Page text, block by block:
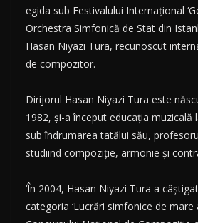
egida sub Festivalului Internațional
Orchestra Simfonică de Stat din
Hasan Niyazi Tura, recunoscut
de compozitor.
Dirijorul Hasan Niyazi Tura este
1982, și-a început educația muzicală
sub îndrumarea tatălui său,
studiind compoziție, armonie și
‘În 2004, Hasan Niyazi Tura a
categoria ‘Lucrări simfonice de mare